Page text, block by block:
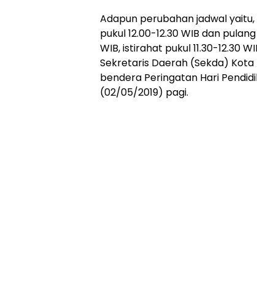
Adapun perubahan jadwal yaitu,
pukul 12.00-12.30 WIB dan
WIB, istirahat pukul 11.30-12.30
Sekretaris Daerah (Sekda)
bendera Peringatan Hari
(02/05/2019) pagi.